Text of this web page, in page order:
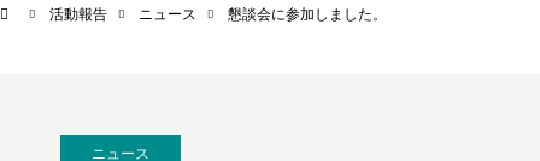
活動報告 ニュース 懇談会に参加しました。
ニュース